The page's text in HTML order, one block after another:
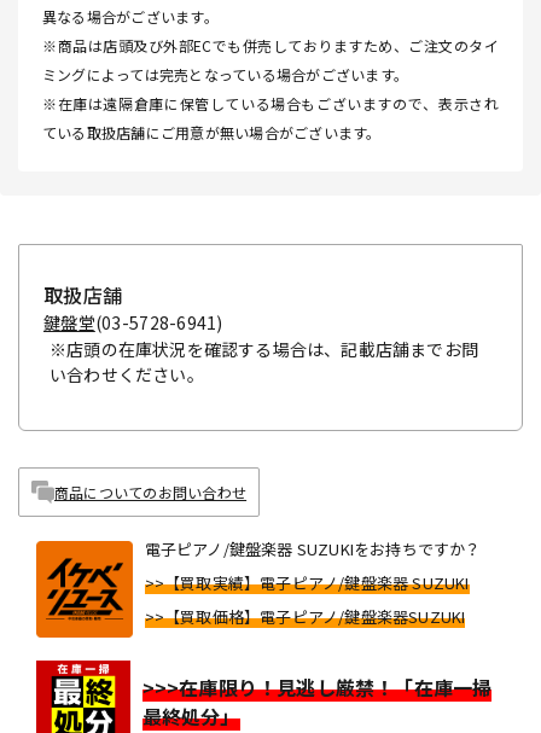
異なる場合がございます。
※商品は店頭及び外部ECでも併売しておりますため、ご注文のタイ
ミングによっては完売となっている場合がございます。
※在庫は遠隔倉庫に保管している場合もございますので、表示され
ている取扱店舗にご用意が無い場合がございます。
取扱店舗
鍵盤堂(03-5728-6941)
※店頭の在庫状況を確認する場合は、記載店舗までお問
い合わせください。
商品についてのお問い合わせ
電子ピアノ/鍵盤楽器 SUZUKIをお持ちですか？
>>【買取実績】電子ピアノ/鍵盤楽器 SUZUKI
>>【買取価格】電子ピアノ/鍵盤楽器SUZUKI
>>>在庫限り！見逃し厳禁！「在庫一掃
最終処分」